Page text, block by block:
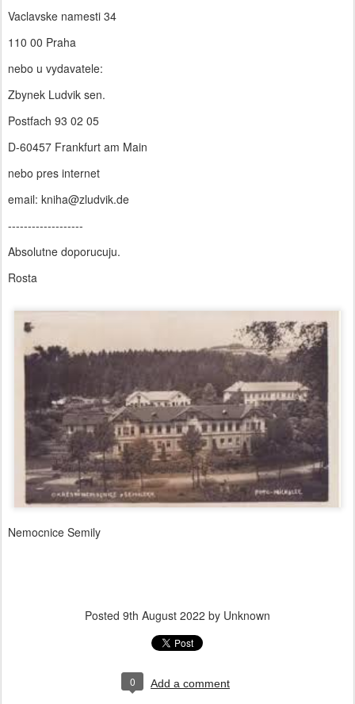
Vaclavske namesti 34
110 00 Praha
nebo u vydavatele:
Zbynek Ludvik sen.
Postfach 93 02 05
D-60457 Frankfurt am Main
nebo pres internet
email: kniha@zludvik.de
-------------------
Absolutne doporucuju.
Rosta
Nemocnice Semily
Posted 9th August 2022 by Unknown
0 Add a comment